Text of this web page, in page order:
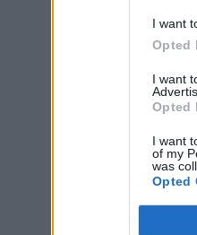
I want
Opted
I want
Opted
I want
of my
was
Opted